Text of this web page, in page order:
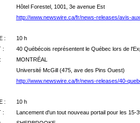
Hôtel Forestel, 1001, 3e avenue Est
http://www.newswire.ca/fr/news-releases/avis-
:
10 h
:
40 Québécois représentent le Québec lors de
MONTRÉAL
Université McGill (475, ave des Pins Ouest)
http://www.newswire.ca/fr/news-releases/40-
:
10 h
:
Lancement d'un tout nouveau portail pour les